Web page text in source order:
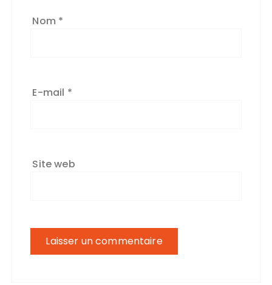
Nom *
E-mail *
Site web